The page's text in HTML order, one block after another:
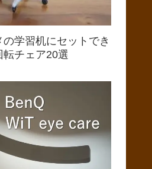
学習机にセットでき
転チェア20選